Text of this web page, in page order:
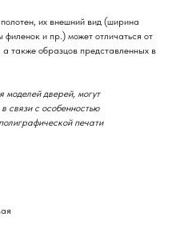
их внешний вид (ширина
и пр.) может отличаться от
также образцов представленных в
моделей дверей, могут
связи с особенностью
печати